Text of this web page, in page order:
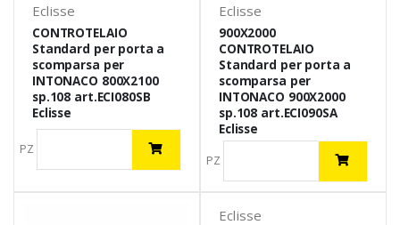
Eclisse
CONTROTELAIO
Standard per porta a
scomparsa per
INTONACO 800X2100
sp.108 art.ECI080SB
Eclisse
PZ
Eclisse
900X2000
CONTROTELAIO
Standard per porta a
scomparsa per
INTONACO 900X2000
sp.108 art.ECI090SA
Eclisse
PZ
Eclisse